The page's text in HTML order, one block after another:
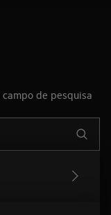
de pesquisa